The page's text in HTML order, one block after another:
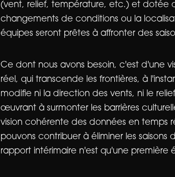
(vent, relief, température, etc.) et dotée
changements de conditions ou la
équipes seront prêtes à affronter des
Ce dont nous avons besoin, c'est d'une
réel, qui transcende les frontières, à
modifie ni la direction des vents, ni le
œuvrant à surmonter les barrières
vision cohérente des données en temps
pouvons contribuer à éliminer les
rapport intérimaire n'est qu'une